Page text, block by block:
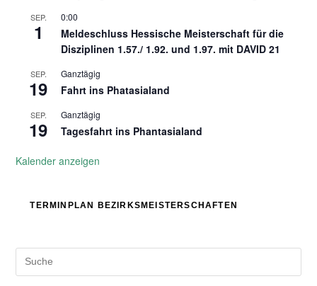
SEP.
1
0:00
Meldeschluss Hessische Meisterschaft für die
Disziplinen 1.57./ 1.92. und 1.97. mit DAVID 21
SEP.
19
Ganztägig
Fahrt ins Phatasialand
SEP.
19
Ganztägig
Tagesfahrt ins Phantasialand
Kalender anzeigen
TERMINPLAN BEZIRKSMEISTERSCHAFTEN